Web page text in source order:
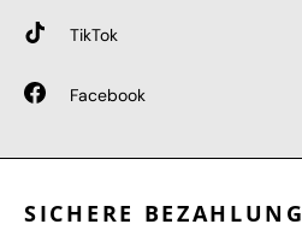
TikTok
Facebook
SICHERE BEZAHLUNG